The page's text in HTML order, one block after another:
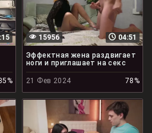
04:51
15956
Эффектная жена раздвигает
ноги и приглашает на секс
21 Фев 2024 78%